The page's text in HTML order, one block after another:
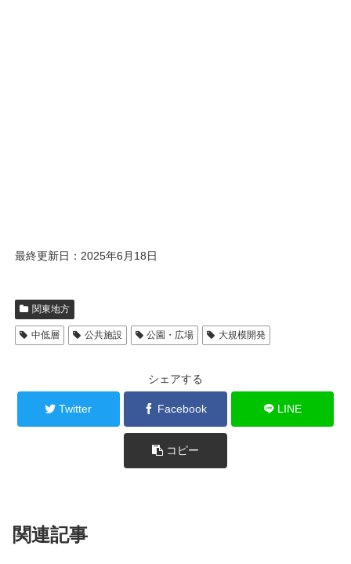
最終更新日：2025年6月18日
関東地方
中低層 公共施設 公園・広場 大規模開発
シェアする
Twitter Facebook LINE
コピー
関連記事